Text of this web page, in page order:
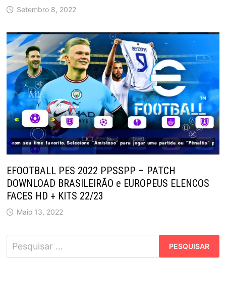
Setembro 8, 2022
EFOOTBALL PES 2022 PPSSPP – PATCH
DOWNLOAD BRASILEIRÃO e EUROPEUS ELENCOS
FACES HD + KITS 22/23
Maio 13, 2022
Pesquisar
por: